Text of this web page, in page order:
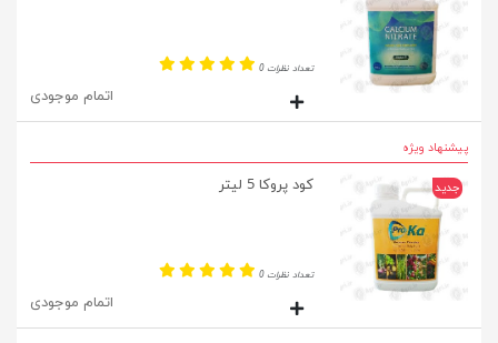
تعداد نظرات 0
اتمام موجودی
پیشنهاد ویژه
جدید کود پروکا 5 لیتر
تعداد نظرات 0
اتمام موجودی